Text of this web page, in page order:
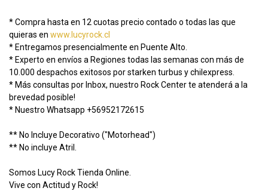
* Compra hasta en 12 cuotas precio contado o todas las que
quieras en www.lucyrock.cl
* Entregamos presencialmente en Puente Alto.
* Experto en envíos a Regiones todas las semanas con más de
10.000 despachos exitosos por starken turbus y chilexpress.
* Más consultas por Inbox, nuestro Rock Center te atenderá a la
brevedad posible!
* Nuestro Whatsapp +56952172615
** No Incluye Decorativo ("Motorhead")
** No incluye Atril.
Somos Lucy Rock Tienda Online.
Vive con Actitud y Rock!